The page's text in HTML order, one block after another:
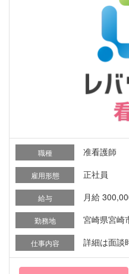
職種 准看護師
雇用形態 正社員
給与 月給
勤務地 宮崎県宮崎
仕事内容 詳細は面談